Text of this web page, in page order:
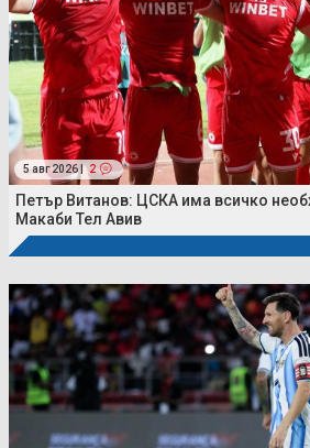
5 авг 2026 | 2
Петър Витанов: ЦСКА има всичко
Макаби Тел Авив